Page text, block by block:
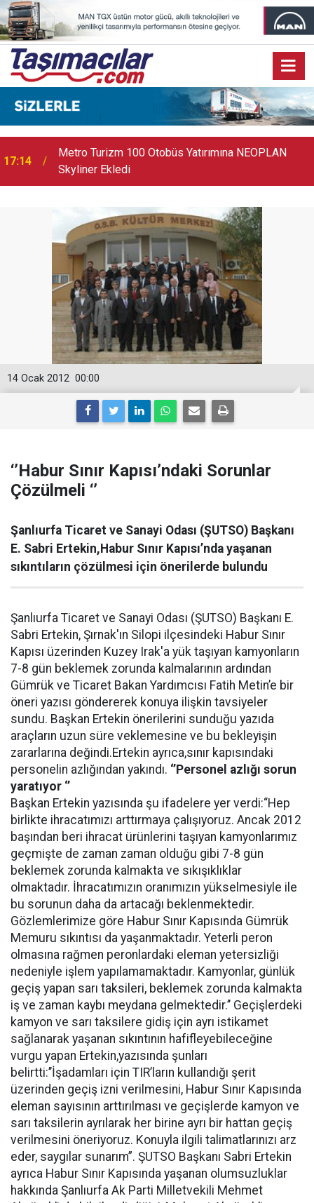
17:07 Audi Q9 Markanın En Büyük SUV Modeli Oldu
00:00
14 Ocak 2012
‘’Habur Sınır Kapısı’ndaki Sorunlar
Çözülmeli ‘’
Şanlıurfa Ticaret ve Sanayi Odası (ŞUTSO) Başkanı
E. Sabri Ertekin,Habur Sınır Kapısı’nda yaşanan
sıkıntıların çözülmesi için önerilerde bulundu
Şanlıurfa Ticaret ve Sanayi Odası (ŞUTSO) Başkanı E.
Sabri Ertekin, Şırnak'ın Silopi ilçesindeki Habur Sınır
Kapısı üzerinden Kuzey Irak'a yük taşıyan kamyonların
7-8 gün beklemek zorunda kalmalarının ardından
Gümrük ve Ticaret Bakan Yardımcısı Fatih Metin’e bir
öneri yazısı göndererek konuya ilişkin tavsiyeler
sundu. Başkan Ertekin önerilerini sunduğu yazıda
araçların uzun süre veklemesine ve bu bekleyişin
zararlarına değindi.Ertekin ayrıca,sınır kapısındaki
personelin azlığından yakındı. ‘’Personel azlığı sorun
yaratıyor ‘’
Başkan Ertekin yazısında şu ifadelere yer verdi:“Hep
birlikte ihracatımızı arttırmaya çalışıyoruz. Ancak 2012
başından beri ihracat ürünlerini taşıyan kamyonlarımız
geçmişte de zaman zaman olduğu gibi 7-8 gün
beklemek zorunda kalmakta ve sıkışıklıklar
olmaktadır. İhracatımızın oranımızın yükselmesiyle ile
bu sorunun daha da artacağı beklenmektedir.
Gözlemlerimize göre Habur Sınır Kapısında Gümrük
Memuru sıkıntısı da yaşanmaktadır. Yeterli peron
olmasına rağmen peronlardaki eleman yetersizliği
nedeniyle işlem yapılamamaktadır. Kamyonlar, günlük
geçiş yapan sarı taksileri, beklemek zorunda kalmakta
iş ve zaman kaybı meydana gelmektedir.’’ Geçişlerdeki
kamyon ve sarı taksilere gidiş için ayrı istikamet
sağlanarak yaşanan sıkıntının hafifleyebileceğine
vurgu yapan Ertekin,yazısında şunları
belirtti:’’İşadamları için TIR’ların kullandığı şerit
üzerinden geçiş izni verilmesini, Habur Sınır Kapısında
eleman sayısının arttırılması ve geçişlerde kamyon ve
sarı taksilerin ayrılarak her birine ayrı bir hattan geçiş
verilmesini öneriyoruz. Konuyla ilgili talimatlarınızı arz
eder, saygılar sunarım”. ŞUTSO Başkanı Sabri Ertekin
ayrıca Habur Sınır Kapısında yaşanan olumsuzluklar
hakkında Şanlıurfa Ak Parti Milletvekili Mehmet